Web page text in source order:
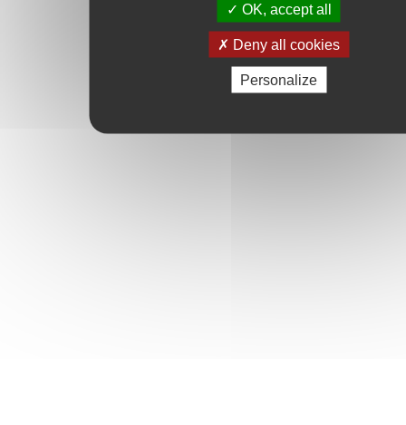
OK, accept all
Deny all cookies
Personalize